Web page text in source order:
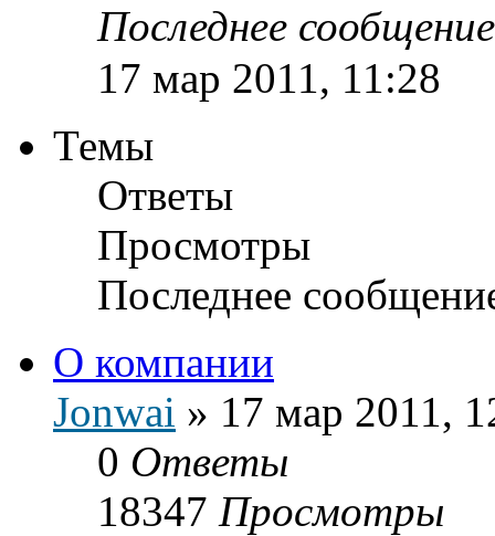
Последнее
17 мар 2011, 11:28
Темы
Ответы
Просмотры
Последнее
О компании
Jonwai » 17 мар 2011,
0 Ответы
18347 Просмотры